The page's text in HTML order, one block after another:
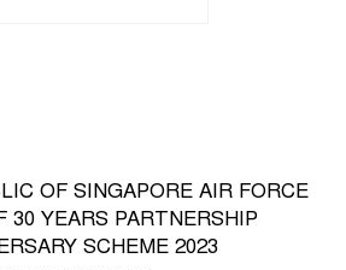
OF SINGAPORE AIR FORCE
30 YEARS PARTNERSHIP
SCHEME 2023